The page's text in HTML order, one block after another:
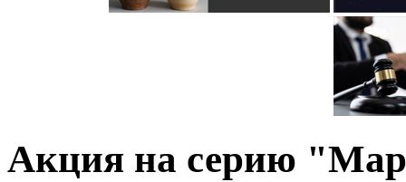
Акция на серию